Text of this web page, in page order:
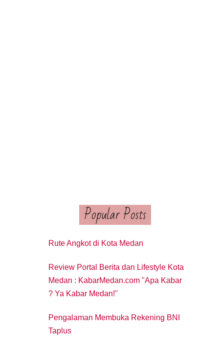
Popular Posts
Rute Angkot di Kota Medan
Review Portal Berita dan Lifestyle Kota
Medan : KabarMedan.com "Apa Kabar
? Ya Kabar Medan!"
Pengalaman Membuka Rekening BNI
Taplus